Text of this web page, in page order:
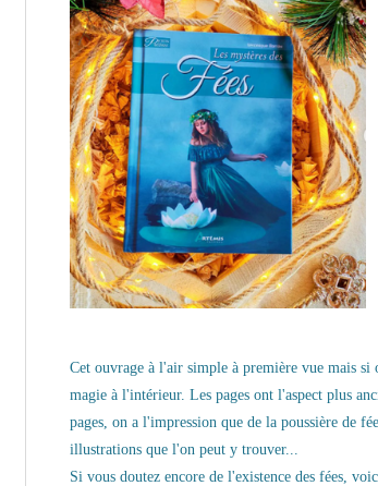
Cet ouvrage à l'air simple à première vue mais
magie à l'intérieur. Les pages ont l'aspect plus
pages, on a l'impression que de la poussière de
illustrations que l'on peut y trouver...
Si vous doutez encore de l'existence des fées,